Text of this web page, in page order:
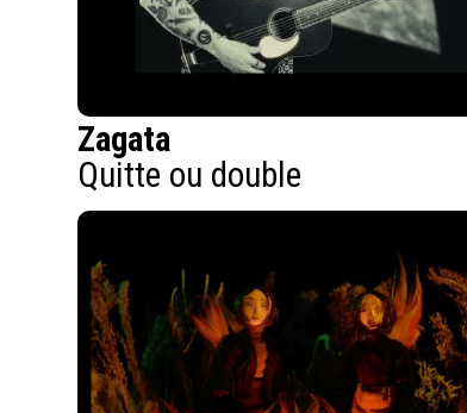
Zagata
Quitte ou double